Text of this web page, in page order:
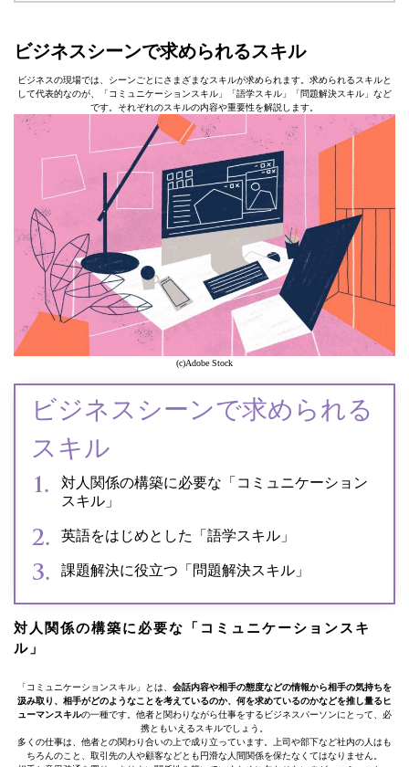
ビジネスシーンで求められるスキル
ビジネスの現場では、シーンごとにさまざまなスキルが求められます。求められるスキルと
して代表的なのが、「コミュニケーションスキル」「語学スキル」「問題解決スキル」など
です。それぞれのスキルの内容や重要性を解説します。
(c)Adobe Stock
ビジネスシーンで求められる
スキル
対人関係の構築に必要な「コミュニケーション
スキル」
英語をはじめとした「語学スキル」
課題解決に役立つ「問題解決スキル」
対人関係の構築に必要な「コミュニケーションスキ
ル」
「コミュニケーションスキル」とは、 会話内容や相手の態度などの情報から相手の気持ちを
汲み取り、相手がどのようなことを考えているのか、何を求めているのかなどを推し量るヒ
ューマンスキルの一種です。他者と関わりながら仕事をするビジネスパーソンにとって、必
携ともいえるスキルでしょう。
多くの仕事は、他者との関わり合いの上で成り立っています。上司や部下など社内の人はも
ちろんのこと、取引先の人や顧客などとも円滑な人間関係を保たなくてはなりません。